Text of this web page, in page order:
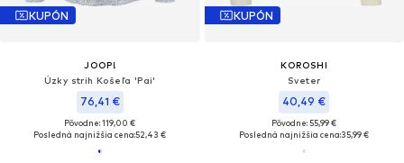
KUPÓN
JOOP!
Úzky strih Košeľa 'Pai'
76,41 €
Pôvodne: 119,00 €
Posledná najnižšia cena:52,43 €
KUPÓN
KOROSHI
Sveter
40,49 €
Pôvodne: 55,99 €
Posledná najnižšia cena:35,99 €